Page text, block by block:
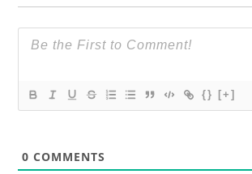
{} [+]
0 COMMENTS